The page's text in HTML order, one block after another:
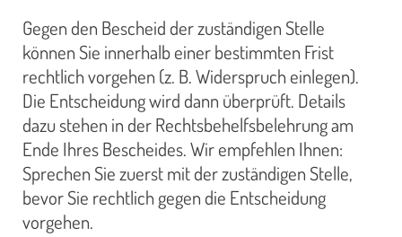
Gegen den Bescheid der zuständigen Stelle
können Sie innerhalb einer bestimmten Frist
rechtlich vorgehen (z. B. Widerspruch einlegen).
Die Entscheidung wird dann überprüft. Details
dazu stehen in der Rechtsbehelfsbelehrung am
Ende Ihres Bescheides. Wir empfehlen Ihnen:
Sprechen Sie zuerst mit der zuständigen Stelle,
bevor Sie rechtlich gegen die Entscheidung
vorgehen.